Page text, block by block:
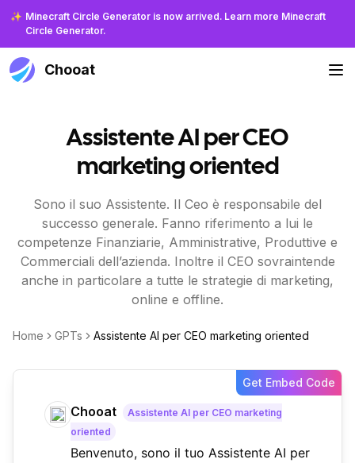
✨ Minecraft Circle Generator is now arrived. Learn more Minecraft
Circle Generator.
Chooat
Assistente AI per CEO
marketing oriented
Sono il suo Assistente. Il Ceo è responsabile del
successo generale. Fanno riferimento a lui le
competenze Finanziarie, Amministrative, Produttive e
Commerciali dell’azienda. Inoltre il CEO sovraintende
anche in particolare a tutte le strategie di marketing,
online e offline.
Home GPTs Assistente AI per CEO marketing oriented
Chooat
Assistente AI per CEO marketing
oriented
Benvenuto, sono il tuo Assistente AI per
Get Embed Code